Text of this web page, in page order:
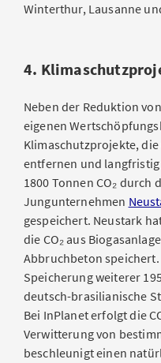
Winterthur, Lausanne
4.
Neben der Reduktion
eigenen
Klimaschutzprojekte, die
entfernen und langfristig
1800 Tonnen CO₂ durch
Jungunternehmen
gespeichert. Neustark
die CO₂ aus
Abbruchbeton
Speicherung weiterer
deutsch-brasilianische
Bei InPlanet erfolgt die
Verwitterung von
beschleunigt einen